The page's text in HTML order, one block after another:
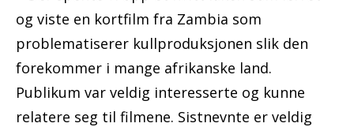
og viste en kortfilm fra Zambia som
problematiserer kullproduksjonen slik den
forekommer i mange afrikanske land.
Publikum var veldig interesserte og kunne
relatere seg til filmene. Sistnevnte er veldig